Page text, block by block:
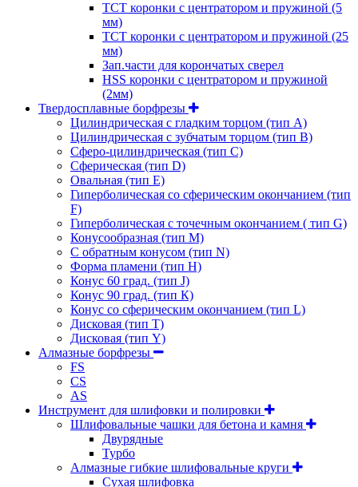
ТСТ коронки с центратором и пружиной (5
мм)
ТСТ коронки с центратором и пружиной (25
мм)
Зап.части для корончатых сверел
HSS коронки с центратором и пружиной
(2мм)
Твердосплавные борфрезы
Цилиндрическая с гладким торцом (тип А)
Цилиндрическая с зубчатым торцом (тип В)
Сферо-цилиндрическая (тип С)
Сферическая (тип D)
Овальная (тип Е)
Гиперболическая со сферическим окончанием (тип
F)
Гиперболическая с точечным окончанием ( тип G)
Конусообразная (тип М)
C обратным конусом (тип N)
Форма пламени (тип H)
Конус 60 град. (тип J)
Конус 90 град. (тип К)
Конус со сферическим окончанием (тип L)
Дисковая (тип Т)
Дисковая (тип Y)
Алмазные борфрезы
FS
CS
AS
Инструмент для шлифовки и полировки
Шлифовальные чашки для бетона и камня
Двурядные
Турбо
Алмазные гибкие шлифовальные круги
Cухая шлифовка